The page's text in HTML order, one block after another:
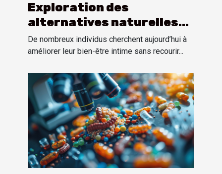
Exploration des
alternatives naturelles
aux stimulants sexuels
pharmaceutiques
De nombreux individus cherchent aujourd’hui à
améliorer leur bien-être intime sans recourir...